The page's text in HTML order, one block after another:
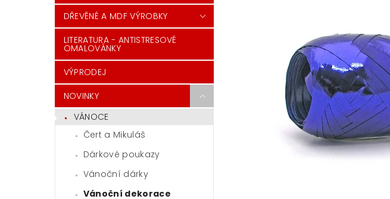
DŘEVĚNÉ A MDF VÝROBKY
LITERATURA - ANTISTRESOVÉ
OMALOVÁNKY
VÝPRODEJ
NOVINKY
VÁNOCE
Čert a Mikuláš
Dárkové poukazy
Vánoční dárky
Vánoční dekorace